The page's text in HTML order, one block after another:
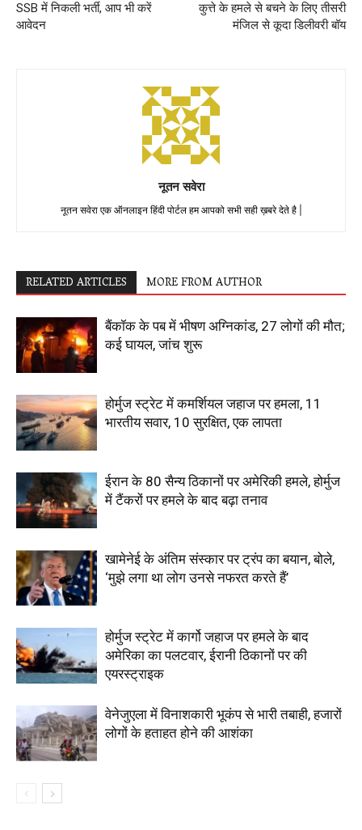
SSB में निकली भर्ती, आप भी करें
आवेदन
कुत्ते के हमले से बचने के लिए तीसरी
मंजिल से कूदा डिलीवरी बॉय
नूतन सवेरा
नूतन सवेरा एक ऑनलाइन हिंदी पोर्टल हम आपको सभी सही ख़बरे देते है |
RELATED ARTICLES MORE FROM AUTHOR
बैंकॉक के पब में भीषण अग्निकांड, 27 लोगों की मौत;
कई घायल, जांच शुरू
होर्मुज स्ट्रेट में कमर्शियल जहाज पर हमला, 11
भारतीय सवार, 10 सुरक्षित, एक लापता
ईरान के 80 सैन्य ठिकानों पर अमेरिकी हमले, होर्मुज
में टैंकरों पर हमले के बाद बढ़ा तनाव
खामेनेई के अंतिम संस्कार पर ट्रंप का बयान, बोले,
‘मुझे लगा था लोग उनसे नफरत करते हैं’
होर्मुज स्ट्रेट में कार्गो जहाज पर हमले के बाद
अमेरिका का पलटवार, ईरानी ठिकानों पर की
एयरस्ट्राइक
वेनेजुएला में विनाशकारी भूकंप से भारी तबाही, हजारों
लोगों के हताहत होने की आशंका